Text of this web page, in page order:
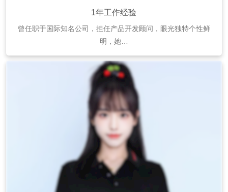
1年工作经验
曾任职于国际知名公司，担任产品开发顾问，眼光独特个性鲜
明，她…